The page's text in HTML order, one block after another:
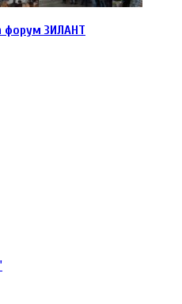
форум ЗИЛАНТ